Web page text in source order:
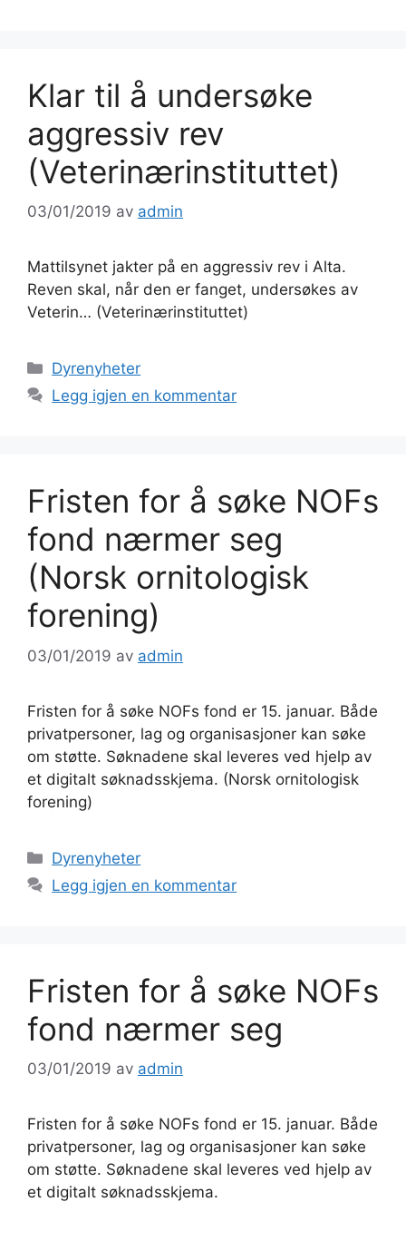
Klar til å undersøke
aggressiv rev
(Veterinærinstituttet)
03/01/2019 av admin
Mattilsynet jakter på en aggressiv rev i Alta.
Reven skal, når den er fanget, undersøkes av
Veterin… (Veterinærinstituttet)
Kategorier
Dyrenyheter
Legg igjen en kommentar
Fristen for å søke NOFs
fond nærmer seg
(Norsk ornitologisk
forening)
03/01/2019 av admin
Fristen for å søke NOFs fond er 15. januar. Både
privatpersoner, lag og organisasjoner kan søke
om støtte. Søknadene skal leveres ved hjelp av
et digitalt søknadsskjema. (Norsk ornitologisk
forening)
Kategorier
Dyrenyheter
Legg igjen en kommentar
Fristen for å søke NOFs
fond nærmer seg
03/01/2019 av admin
Fristen for å søke NOFs fond er 15. januar. Både
privatpersoner, lag og organisasjoner kan søke
om støtte. Søknadene skal leveres ved hjelp av
et digitalt søknadsskjema.